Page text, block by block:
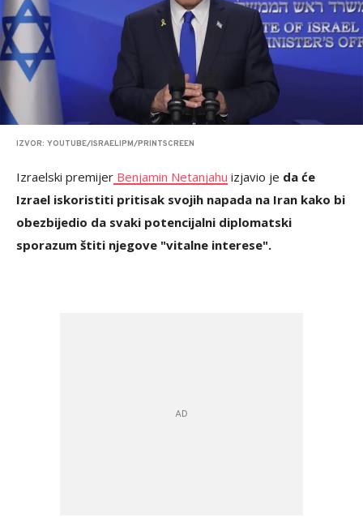
IZVOR: YOUTUBE/ISRAELIPM/PRINTSCREEN
Izraelski premijer Benjamin Netanjahu izjavio je da će
Izrael iskoristiti pritisak svojih napada na Iran kako bi
obezbijedio da svaki potencijalni diplomatski
sporazum štiti njegove "vitalne interese".